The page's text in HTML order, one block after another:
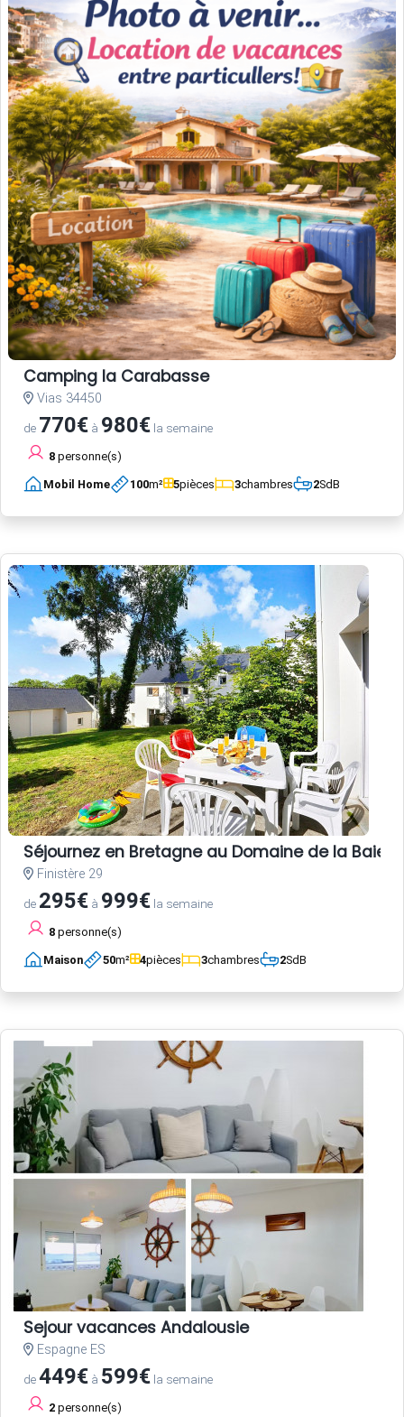
Camping la Carabasse
Vias 34450
de 770€ à 980€ la semaine
8 personne(s)
Mobil Home 100m² 5pièces 3chambres 2SdB
Séjournez en Bretagne au Domaine de la Baie
Finistère 29
de 295€ à 999€ la semaine
8 personne(s)
Maison 50m² 4pièces 3chambres 2SdB
Sejour vacances Andalousie
Espagne ES
de449€ à 599€ la semaine
2 personne(s)